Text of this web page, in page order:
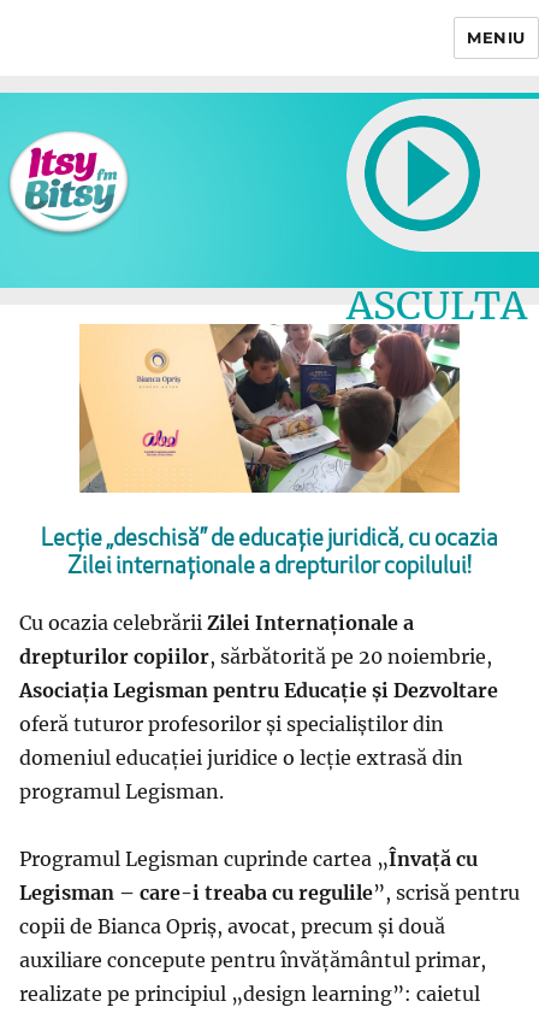
MENIU
ASCULTA
LIVE
Lecție „deschisă” de educație juridică, cu ocazia
Zilei internaționale a drepturilor copilului!
Cu ocazia celebrării Zilei Internaționale a
drepturilor copiilor, sărbătorită pe 20 noiembrie,
Asociația Legisman pentru Educație și Dezvoltare
oferă tuturor profesorilor și specialiștilor din
domeniul educației juridice o lecție extrasă din
programul Legisman.
Programul Legisman cuprinde cartea „Învață cu
Legisman – care-i treaba cu regulile”, scrisă pentru
copii de Bianca Opriș, avocat, precum și două
auxiliare concepute pentru învățământul primar,
realizate pe principiul „design learning”: caietul